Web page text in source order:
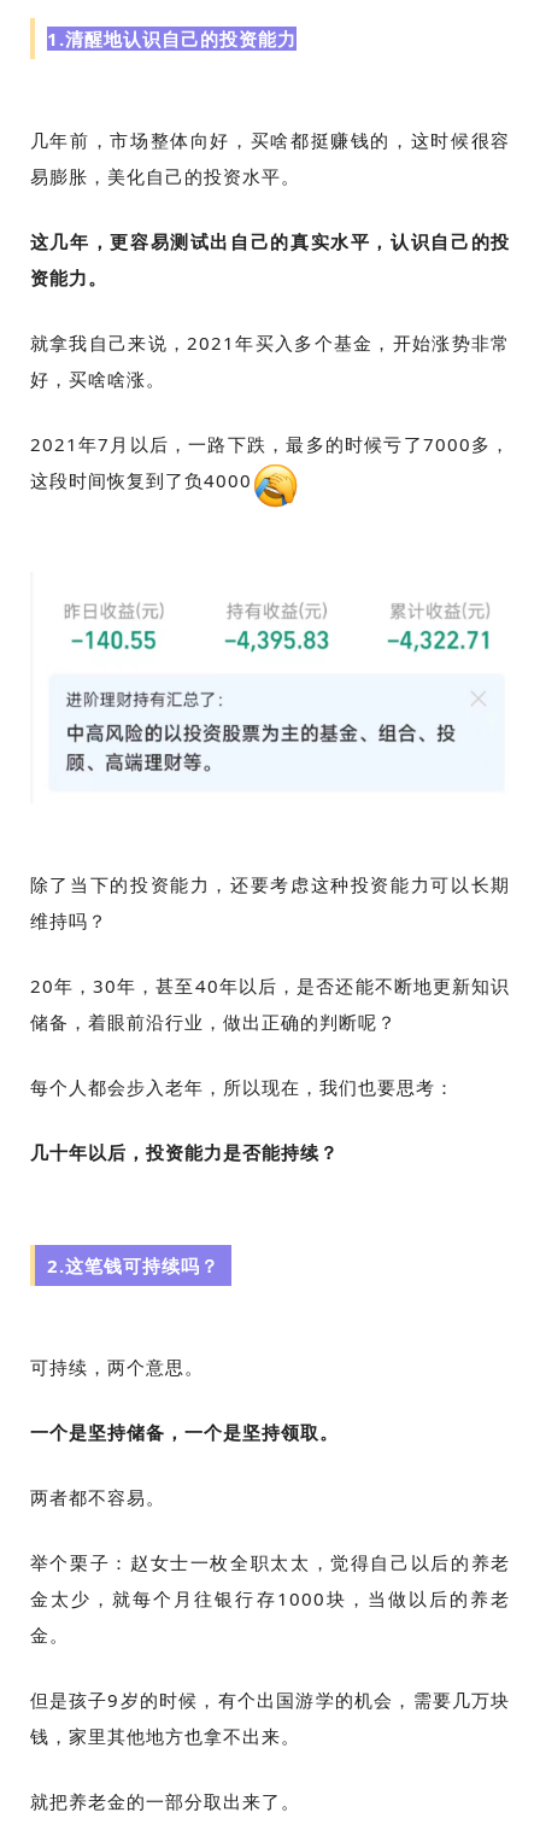
1.清醒地认识自己的投资能力
几年前，市场整体向好，买啥都挺赚钱的，这时候很容
易膨胀，美化自己的投资水平。
这几年，更容易测试出自己的真实水平，认识自己的投
资能力。
就拿我自己来说，2021年买入多个基金，开始涨势非常
好，买啥啥涨。
2021年7月以后，一路下跌，最多的时候亏了7000多，
这段时间恢复到了负4000
除了当下的投资能力，还要考虑这种投资能力可以长期
维持吗？
20年，30年，甚至40年以后，是否还能不断地更新知识
储备，着眼前沿行业，做出正确的判断呢？
每个人都会步入老年，所以现在，我们也要思考：
几十年以后，投资能力是否能持续？
2.这笔钱可持续吗？
可持续，两个意思。
一个是坚持储备，一个是坚持领取。
两者都不容易。
举个栗子：赵女士一枚全职太太，觉得自己以后的养老
金太少，就每个月往银行存1000块，当做以后的养老
金。
但是孩子9岁的时候，有个出国游学的机会，需要几万块
钱，家里其他地方也拿不出来。
就把养老金的一部分取出来了。